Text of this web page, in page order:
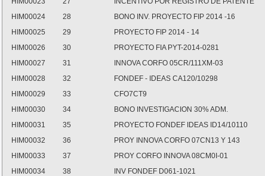
HIM00024
28
BONO INV. PROYECTO FIP 2014 -16
HIM00025
29
PROYECTO FIP 2014 - 14
HIM00026
30
PROYECTO FIA PYT-2014-0281
HIM00027
31
INNOVA CORFO 05CR/111XM-03
HIM00028
32
FONDEF - IDEAS CA120/10298
HIM00029
33
CFO7CT9
HIM00030
34
BONO INVESTIGACION 30% ADM.
HIM00031
35
PROYECTO FONDEF IDEAS ID14/10110
HIM00032
36
PROY INNOVA CORFO 07CN13 Y 143
HIM00033
37
PROY CORFO INNOVA 08CM0I-01
HIM00034
38
INV FONDEF D061-1021